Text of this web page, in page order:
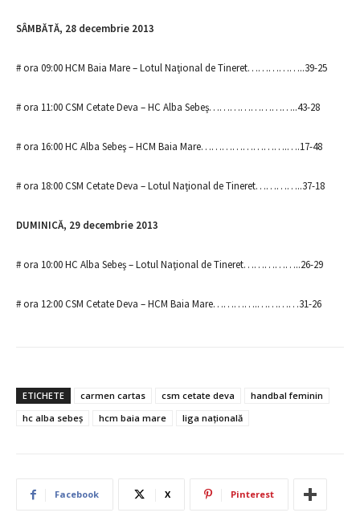
SÂMBĂTĂ, 28 decembrie 2013
# ora 09:00 HCM Baia Mare – Lotul Naţional de Tineret……………..39-25
# ora 11:00 CSM Cetate Deva – HC Alba Sebeş……………………..43-28
# ora 16:00 HC Alba Sebeş – HCM Baia Mare…………………….….17-48
# ora 18:00 CSM Cetate Deva – Lotul Naţional de Tineret…………..37-18
DUMINICĂ, 29 decembrie 2013
# ora 10:00 HC Alba Sebeş – Lotul Naţional de Tineret……………..26-29
# ora 12:00 CSM Cetate Deva – HCM Baia Mare………….…………31-26
ETICHETE carmen cartas csm cetate deva
handbal feminin
hc alba sebeş
hcm baia mare liga naţională
Facebook X Pinterest